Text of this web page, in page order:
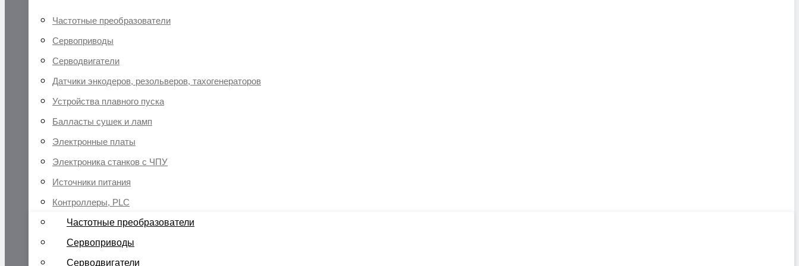
Частотные преобразователи
Сервоприводы
Серводвигатели
Датчики энкодеров, резольверов, тахогенераторов
Устройства плавного пуска
Балласты сушек и ламп
Электронные платы
Электроника станков с ЧПУ
Источники питания
Контроллеры, PLC
Частотные преобразователи
Сервоприводы
Серводвигатели